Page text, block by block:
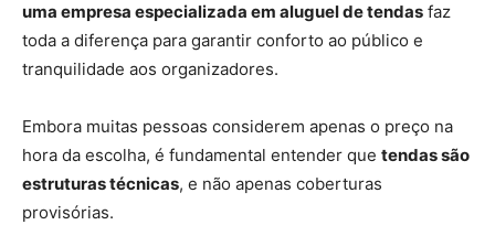
uma empresa especializada em aluguel de tendas faz
toda a diferença para garantir conforto ao público e
tranquilidade aos organizadores.
Embora muitas pessoas considerem apenas o preço na
hora da escolha, é fundamental entender que tendas são
estruturas técnicas, e não apenas coberturas
provisórias.